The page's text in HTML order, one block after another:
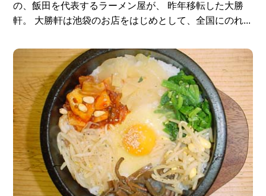
の、飯田を代表するラーメン屋が、 昨年移転した大勝
軒。 大勝軒は池袋のお店をはじめとして、全国にのれ...